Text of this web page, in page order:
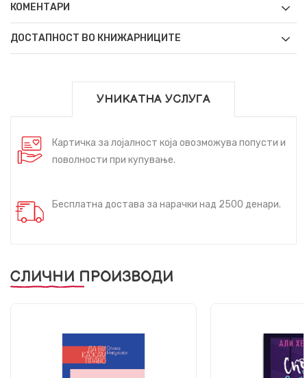
КОМЕНТАРИ
ДОСТАПНОСТ ВО КНИЖАРНИЦИТЕ
УНИКАТНА УСЛУГА
Картичка за лојалност која овозможува попусти и
поволности при купување.
Бесплатна достава за нарачки над 2500 денари.
СЛИЧНИ ПРОИЗВОДИ